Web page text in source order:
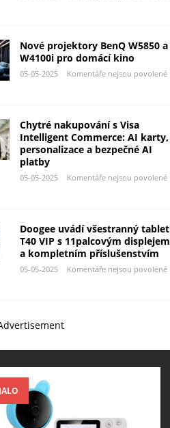
Nové projektory BenQ W5850 a
W4100i pro domácí kino
05-05-2025 Komentáře nejsou povolené
Chytré nakupování s Visa
Intelligent Commerce: AI karty,
personalizace a bezpečné AI
platby
05-05-2025 Komentáře nejsou povolené
Doogee uvádí všestranný tablet
T40 VIP s 11palcovým displejem
a kompletním příslušenstvím
05-05-2025 Komentáře nejsou povolené